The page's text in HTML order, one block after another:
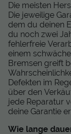
Die meisten
Die jeweilige
dem du deinen
du noch zwei
fehlerfreie
einem
Bremsen greift
Defekten im
über den
jede Reparatur
deine Garantie
Wie lange